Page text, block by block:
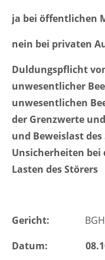
Register |Lost your
Support
Lorem ipsum
24h/
Mon - Fri 8:00am -
Kontakt
ja bei öffentlichen
nein bei privaten
Duldungspflicht
unwesentlicher
unwesentlichen
der Grenzwerte
und Beweislast
Unsicherheiten
Lasten des Störers
Gericht:
BGH
Datum: